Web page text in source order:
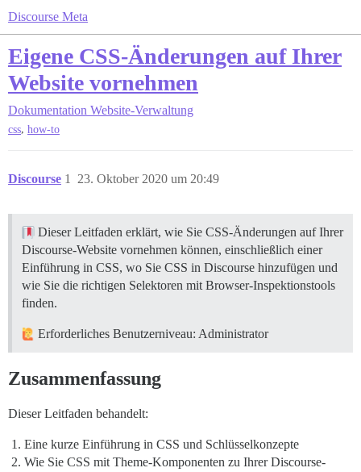
Discourse Meta
Eigene CSS-Änderungen auf Ihrer
Website vornehmen
Dokumentation Website-Verwaltung
css, how-to
Discourse 23. Oktober 2020 um 20:49
1
Dieser Leitfaden erklärt, wie Sie CSS-Änderungen auf Ihrer
Discourse-Website vornehmen können, einschließlich einer
Einführung in CSS, wo Sie CSS in Discourse hinzufügen und
wie Sie die richtigen Selektoren mit Browser-Inspektionstools
finden.
Erforderliches Benutzerniveau: Administrator
Zusammenfassung
Dieser Leitfaden behandelt:
Eine kurze Einführung in CSS und Schlüsselkonzepte
Wie Sie CSS mit Theme-Komponenten zu Ihrer Discourse-